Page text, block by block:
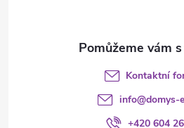
Kontaktní
info@domys-
+420 604